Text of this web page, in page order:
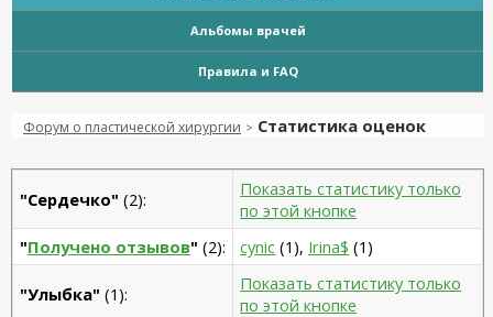
Альбомы врачей
Правила и FAQ
Форум о пластической хирургии > Статистика оценок
"Сердечко" (2):
Показать статистику только
по этой кнопке
"Получено отзывов" (2): cynic (1), Irina$ (1)
"Улыбка" (1):
Показать статистику только
по этой кнопке